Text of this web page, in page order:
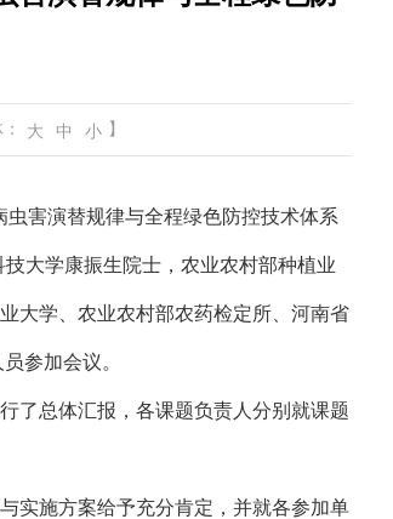
大 中 小 】
害演替规律与全程绿色防控技术体系
大学康振生院士，农业农村部种植业
大学、农业农村部农药检定所、河南省
参加会议。
了总体汇报，各课题负责人分别就课题
实施方案给予充分肯定，并就各参加单